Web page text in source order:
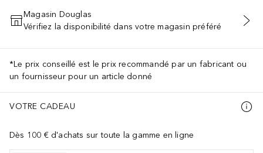
AJOUTER AU PANIER
Magasin Douglas
Vérifiez la disponibilité dans votre magasin préféré
*Le prix conseillé est le prix recommandé par un fabricant ou
un fournisseur pour un article donné
VOTRE CADEAU
Dès 100 € d'achats sur toute la gamme en ligne